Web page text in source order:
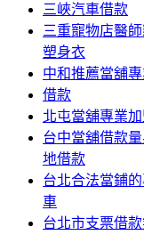
主
要
內
容
三峽汽車借款
三重寵物店醫
塑身衣
中和推薦當舖
借款
北屯當舖專業
台中當舖借款
地借款
台北合法當鋪
車
台北市支票借